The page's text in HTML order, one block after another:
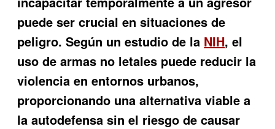
puede ser crucial en situaciones de
peligro. Según un estudio de la NIH, el
uso de armas no letales puede reducir la
violencia en entornos urbanos,
proporcionando una alternativa viable a
la autodefensa sin el riesgo de causar